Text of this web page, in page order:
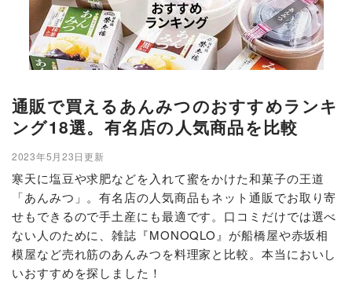
通販で買えるあんみつのおすすめランキ
ング18選。有名店の人気商品を比較
2023年5月23日更新
寒天に塩豆や求肥などを入れて蜜をかけた和菓子の王道
「あんみつ」。有名店の人気商品もネット通販でお取り寄
せもできるので手土産にも最適です。口コミだけでは選べ
ない人のために、雑誌『MONOQLO』が船橋屋や赤坂相
模屋など売れ筋のあんみつを料理家と比較。本当においし
いおすすめを探しました！